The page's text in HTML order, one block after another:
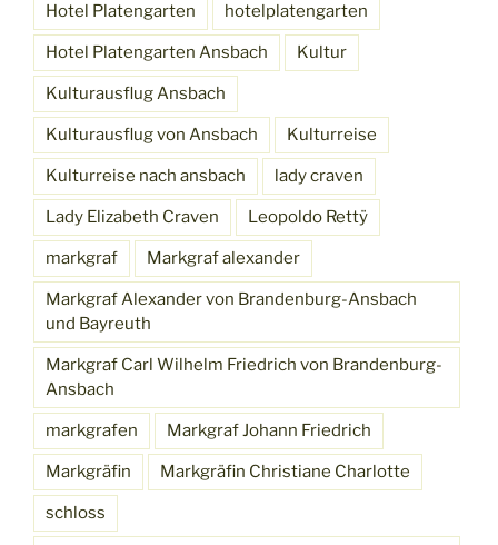
Hotel Platengarten hotelplatengarten
Hotel Platengarten Ansbach Kultur
Kulturausflug Ansbach
Kulturausflug von Ansbach Kulturreise
Kulturreise nach ansbach lady craven
Lady Elizabeth Craven Leopoldo Rettÿ
markgraf Markgraf alexander
Markgraf Alexander von Brandenburg-Ansbach
und Bayreuth
Markgraf Carl Wilhelm Friedrich von Brandenburg-
Ansbach
markgrafen Markgraf Johann Friedrich
Markgräfin Markgräfin Christiane Charlotte
schloss